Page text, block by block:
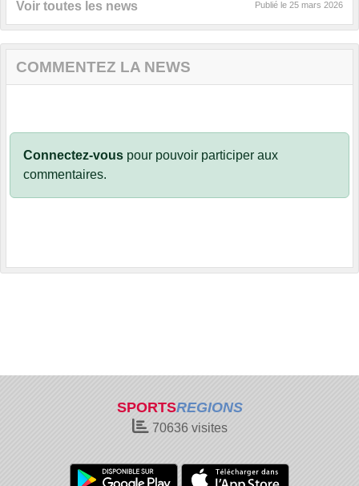
Voir toutes les news Publié le 25 mars 2026
COMMENTEZ LA NEWS
Connectez-vous pour pouvoir participer aux
commentaires.
SPORTSREGIONS
70636visites